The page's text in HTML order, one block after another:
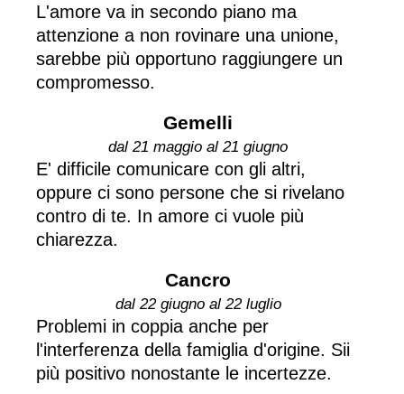
L'amore va in secondo piano ma
attenzione a non rovinare una unione,
sarebbe più opportuno raggiungere un
compromesso.
Gemelli
dal 21 maggio al 21 giugno
E' difficile comunicare con gli altri,
oppure ci sono persone che si rivelano
contro di te. In amore ci vuole più
chiarezza.
Cancro
dal 22 giugno al 22 luglio
Problemi in coppia anche per
l'interferenza della famiglia d'origine. Sii
più positivo nonostante le incertezze.